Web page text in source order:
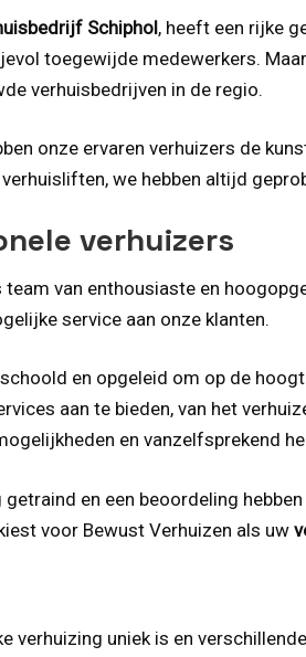
Schiphol, heeft een rijke
toegewijde medewerkers.
verhuisbedrijven in de regio.
onze ervaren verhuizers de
we hebben altijd
verhuizers
van enthousiaste en
service aan onze klanten.
en opgeleid om op de
aan te bieden, van het
en vanzelfsprekend
en een beoordeling
voor Bewust Verhuizen als uw
verhuizing uniek is en